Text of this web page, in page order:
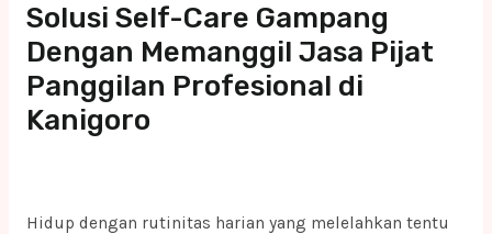
Solusi Self-Care Gampang
Dengan Memanggil Jasa Pijat
Panggilan Profesional di
Kanigoro
Hidup dengan rutinitas harian yang melelahkan tentu